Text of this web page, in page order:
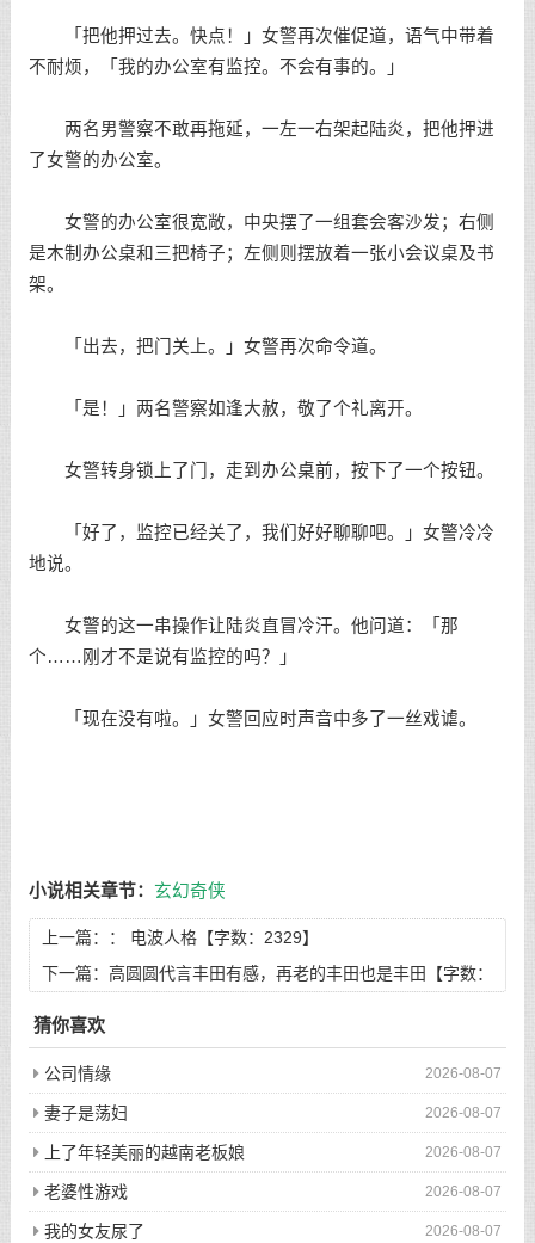
「把他押过去。快点！」女警再次催促道，语气中带着
不耐烦，「我的办公室有监控。不会有事的。」
两名男警察不敢再拖延，一左一右架起陆炎，把他押进
了女警的办公室。
女警的办公室很宽敞，中央摆了一组套会客沙发；右侧
是木制办公桌和三把椅子；左侧则摆放着一张小会议桌及书
架。
「出去，把门关上。」女警再次命令道。
「是！」两名警察如逢大赦，敬了个礼离开。
女警转身锁上了门，走到办公桌前，按下了一个按钮。
「好了，监控已经关了，我们好好聊聊吧。」女警冷冷
地说。
女警的这一串操作让陆炎直冒冷汗。他问道：「那
个……刚才不是说有监控的吗？」
「现在没有啦。」女警回应时声音中多了一丝戏谑。
小说相关章节： 玄幻奇侠
上一篇：： 电波人格【字数：2329】
下一篇： 高圆圆代言丰田有感，再老的丰田也是丰田【字数：
猜你喜欢
2026-08-07
公司情缘
2026-08-07
妻子是荡妇
2026-08-07
上了年轻美丽的越南老板娘
2026-08-07
老婆性游戏
2026-08-07
我的女友尿了